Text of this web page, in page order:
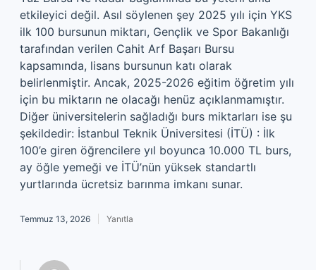
etkileyici değil. Asıl söylenen şey 2025 yılı için YKS
ilk 100 bursunun miktarı, Gençlik ve Spor Bakanlığı
tarafından verilen Cahit Arf Başarı Bursu
kapsamında, lisans bursunun katı olarak
belirlenmiştir. Ancak, 2025-2026 eğitim öğretim yılı
için bu miktarın ne olacağı henüz açıklanmamıştır.
Diğer üniversitelerin sağladığı burs miktarları ise şu
şekildedir: İstanbul Teknik Üniversitesi (İTÜ) : İlk
100’e giren öğrencilere yıl boyunca 10.000 TL burs,
ay öğle yemeği ve İTÜ’nün yüksek standartlı
yurtlarında ücretsiz barınma imkanı sunar.
Temmuz 13, 2026 Yanıtla